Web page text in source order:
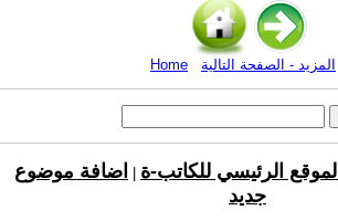
Home المزيد - الصفحة التالية
الموقع الرئيسي للكاتب-ة
اضافة موضوع
جديد